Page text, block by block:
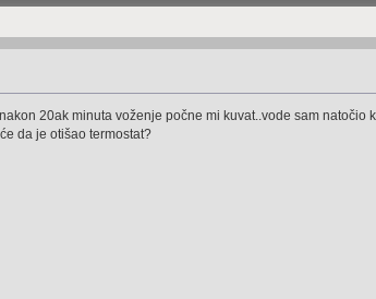
20ak minuta voženje počne mi kuvat..vode sam natočio
da je otišao termostat?